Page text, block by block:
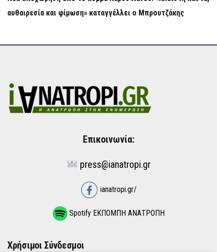
αυθαιρεσία και φίμωση» καταγγέλλει ο Μπρουτζάκης
Επικοινωνία:
press@ianatropi.gr
ianatropi.gr/
Spotify ΕΚΠΟΜΠΗ ΑΝΑΤΡΟΠΗ
Χρήσιμοι Σύνδεσμοι